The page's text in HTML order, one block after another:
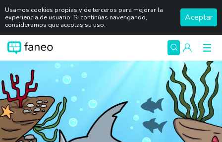
Usamos cookies propias y de terceros para mejorar la
experiencia de usuario. Si continúas navengando,
consideramos que aceptas su uso.
Aceptar